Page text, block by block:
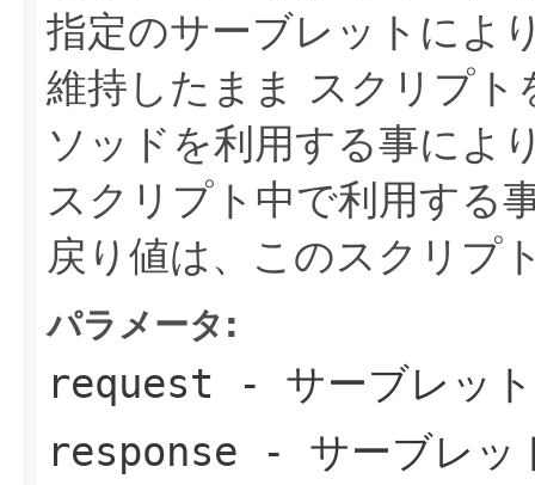
指定のサーブレットによ
維持したまま スクリプ
ソッドを利用する事によ
スクリプト中で利用する
戻り値は、このスクリプ
パラメータ:
request - サーブレッ
response - サーブレッ